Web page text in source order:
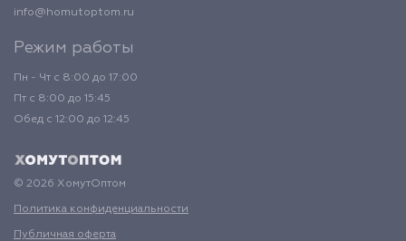
info@homutoptom.ru
Режим работы
Пн - Чт с 8:00 до 17:00
Пт с 8:00 до 15:45
Обед с 12:00 до 12:45
© 2026 ХомутОптом
Политика конфиденциальности
Публичная оферта